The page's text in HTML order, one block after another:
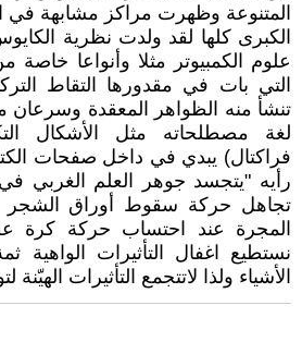
المتنوعة وظهرت مراكز مشابهة في
الكبرى كلها لقد ولدت نظرية
علوم الكمبيوتر مثلا وأنواعا خاصة
التي بات في مقدورها التقاط
تنشأ منه الظواهر المعقدة وسرعان
لغة مصطلحاته مثل الأشكال
فراكتال) يبدي في داخل صفحات
رأيه "يتجسد جوهر العلم الغربي
تجاهل حركة سقوط أوراق
المجرة عند احتساب حركة كرة
نستطيع اغفال التأثيرات
الأشياء ولذا لاتتجمع التأثيرات الهيّنة